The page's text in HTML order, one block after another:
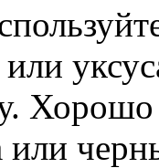
или